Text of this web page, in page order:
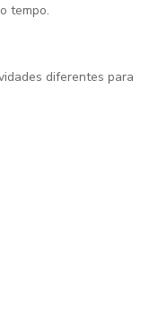
tempo.
diferentes para